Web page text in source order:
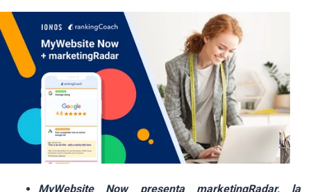
Español
MyWebsite Now presenta marketingRadar, la